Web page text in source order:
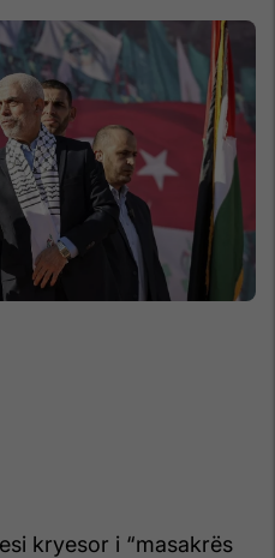
kryesor i “masakrës